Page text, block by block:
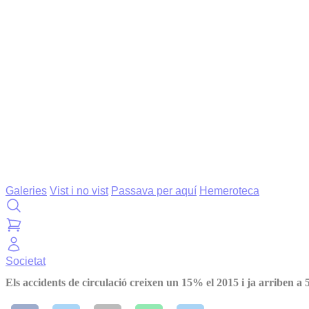
Galeries Vist i no vist Passava per aquí Hemeroteca
Societat
Els accidents de circulació creixen un 15% el 2015 i ja arriben a